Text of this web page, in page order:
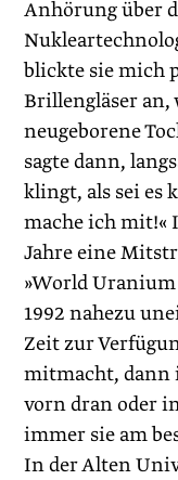
Anhörung über
blickte sie mich
Brillengläser an,
neugeborene
sagte dann,
klingt, als sei es
mache ich mit!«
Jahre eine
»World
1992 nahezu
Zeit zur
mitmacht, dann
vorn dran oder
immer sie am
In der Alten